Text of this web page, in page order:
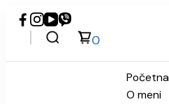
0
Početna
O meni